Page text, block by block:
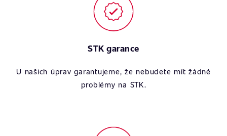
STK garance
U našich úprav garantujeme, že nebudete mít žádné
problémy na STK.